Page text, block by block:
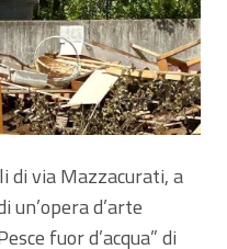
di via Mazzacurati, a
un’opera d’arte
fuor d’acqua” di